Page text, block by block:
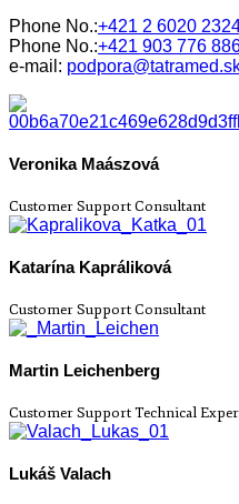
Phone No.:+421 2 6020
Phone No.:+421 903 776
e-mail:
Veronika Maászová
Customer Support Consultant
Katarína Kapráliková
Customer Support Consultant
Martin Leichenberg
Customer Support Technical
Lukáš Valach